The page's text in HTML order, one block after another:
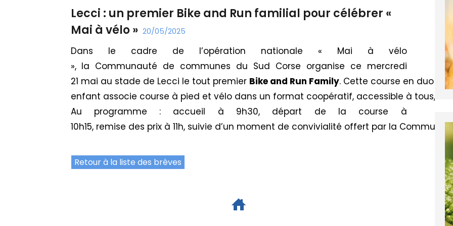
Lecci : un premier Bike and Run familial pour célébrer «
Mai à vélo » 20/05/2025
Dans le cadre de l’opération nationale « Mai à vélo
», la Communauté de communes du Sud Corse organise ce mercredi
21 mai au stade de Lecci le tout premier Bike and Run Family. Cette course en duo
enfant associe course à pied et vélo dans un format coopératif, accessible à tous,
Au programme : accueil à 9h30, départ de la course à
10h15, remise des prix à 11h, suivie d’un moment de convivialité offert par la
Retour à la liste des brèves